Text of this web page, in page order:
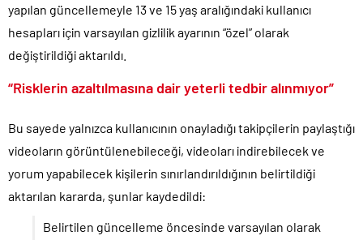
yapılan güncellemeyle 13 ve 15 yaş aralığındaki kullanıcı
hesapları için varsayılan gizlilik ayarının “özel” olarak
değiştirildiği aktarıldı.
“Risklerin azaltılmasına dair yeterli tedbir alınmıyor”
Bu sayede yalnızca kullanıcının onayladığı takipçilerin paylaştığı
videoların görüntülenebileceği, videoları indirebilecek ve
yorum yapabilecek kişilerin sınırlandırıldığının belirtildiği
aktarılan kararda, şunlar kaydedildi:
Belirtilen güncelleme öncesinde varsayılan olarak